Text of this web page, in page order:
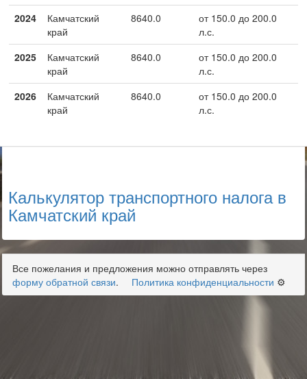
2024
Камчатский
край
8640.0
от 150.0 до 200.0
л.с.
2025
Камчатский
край
8640.0
от 150.0 до 200.0
л.с.
2026
Камчатский
край
8640.0
от 150.0 до 200.0
л.с.
Калькулятор транспортного налога в
Камчатский край
Все пожелания и предложения можно отправлять через
форму обратной связи. Политика конфиденциальности ⚙️